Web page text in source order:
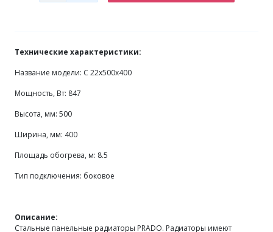
Технические характеристики:
Название модели: С 22х500х400
Мощность, Вт: 847
Высота, мм: 500
Ширина, мм: 400
Площадь обогрева, м: 8.5
Тип подключения: боковое
Описание:
Стальные панельные радиаторы PRADO. Радиаторы имеют